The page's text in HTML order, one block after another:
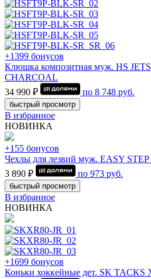
+1399 бонусов
Клюшка композитная муж. HS
CHARCOAL
34 990 ₽
по 8 748 руб.
быстрый просмотр
В избранное
НОВИНКА
+155 бонусов
Чехлы для лезвий муж. EASY
3 890 ₽
по 973 руб.
быстрый просмотр
В избранное
НОВИНКА
+1699 бонусов
Коньки хоккейные дет. SK TACKS